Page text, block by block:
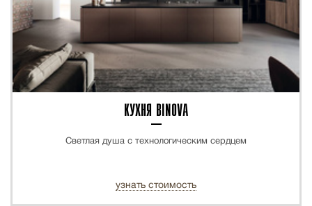
КУХНЯ BINOVA
Светлая душа с технологическим сердцем
узнать стоимость